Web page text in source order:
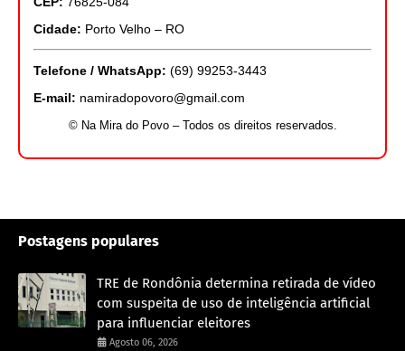
Cidade: Porto Velho – RO
Telefone / WhatsApp: (69) 99253-3443
E-mail: namiradopovoro@gmail.com
© Na Mira do Povo – Todos os direitos reservados.
Postagens populares
TRE de Rondônia determina retirada de vídeo
com suspeita de uso de inteligência artificial
para influenciar eleitores
Agosto 06, 2026